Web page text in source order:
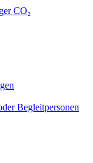
CO₂
Begleitpersonen